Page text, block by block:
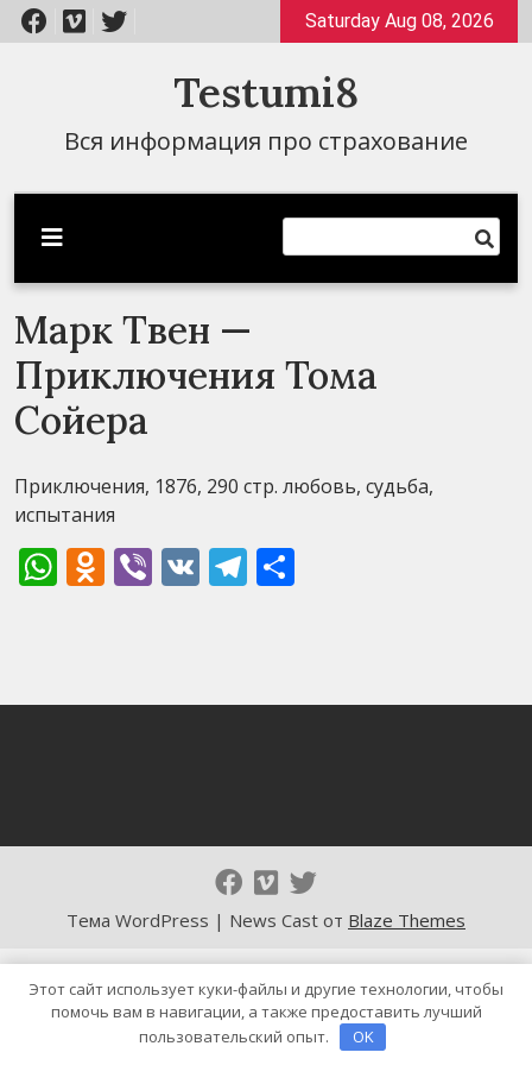
Перейти
к
Saturday Aug 08, 2026
Testumi8
Вся информация про страхование
Марк Твен —
Приключения Тома
Сойера
Приключения, 1876, 290 стр. любовь, судьба,
испытания
WhatsApp
Odnoklassniki
Viber
VK Telegram
Тема WordPress | News Cast от Blaze Themes
Этот сайт использует куки-файлы и другие технологии, чтобы
помочь вам в навигации, а также предоставить лучший
пользовательский опыт.
OK